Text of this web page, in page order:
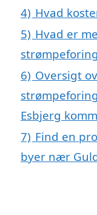
4) Hvad
5) Hvad er
6) Oversigt
Esbjerg
7) Find en
byer nær